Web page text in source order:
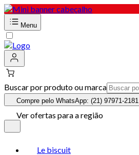
Menu
Buscar por produto ou marca
Compre pelo WhatsApp: (21) 97971-2181
Ver ofertas para a região
Le biscuit